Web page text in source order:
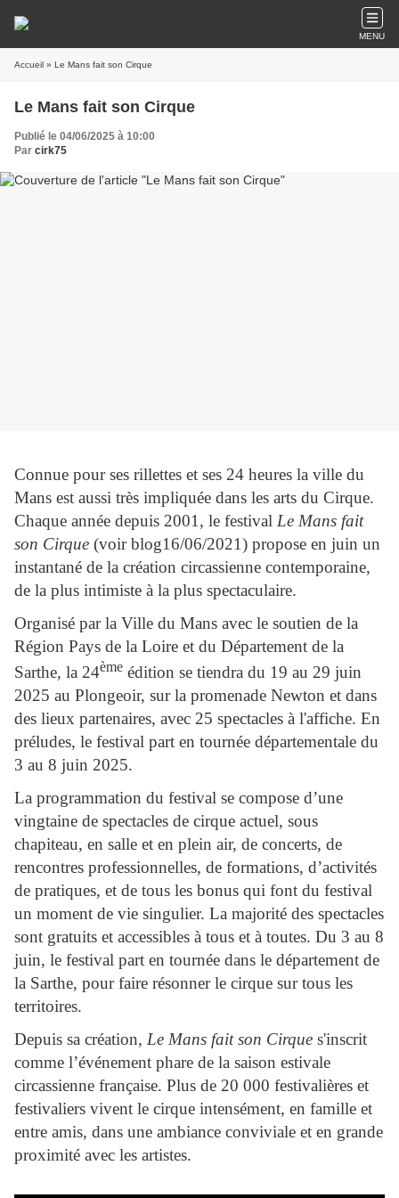
MENU
Accueil » Le Mans fait son Cirque
Le Mans fait son Cirque
Publié le 04/06/2025 à 10:00
Par cirk75
Connue pour ses rillettes et ses 24 heures la ville du
Mans est aussi très impliquée dans les arts du Cirque.
Chaque année depuis 2001, le festival Le Mans fait
son Cirque (voir blog16/06/2021) propose en juin un
instantané de la création circassienne contemporaine,
de la plus intimiste à la plus spectaculaire.
Organisé par la Ville du Mans avec le soutien de la
Région Pays de la Loire et du Département de la
Sarthe, la 24ème édition se tiendra du 19 au 29 juin
2025 au Plongeoir, sur la promenade Newton et dans
des lieux partenaires, avec 25 spectacles à l'affiche. En
préludes, le festival part en tournée départementale du
3 au 8 juin 2025.
La programmation du festival se compose d’une
vingtaine de spectacles de cirque actuel, sous
chapiteau, en salle et en plein air, de concerts, de
rencontres professionnelles, de formations, d’activités
de pratiques, et de tous les bonus qui font du festival
un moment de vie singulier. La majorité des spectacles
sont gratuits et accessibles à tous et à toutes. Du 3 au 8
juin, le festival part en tournée dans le département de
la Sarthe, pour faire résonner le cirque sur tous les
territoires.
Depuis sa création, Le Mans fait son Cirque s'inscrit
comme l’événement phare de la saison estivale
circassienne française. Plus de 20 000 festivalières et
festivaliers vivent le cirque intensément, en famille et
entre amis, dans une ambiance conviviale et en grande
proximité avec les artistes.